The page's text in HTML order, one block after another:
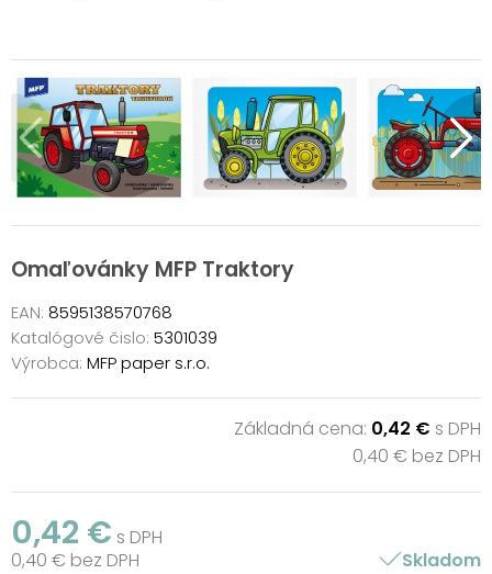
Omaľovánky MFP Traktory
EAN: 8595138570768
Katalógové čislo: 5301039
Výrobca: MFP paper s.r.o.
Základná cena: 0,42 € s DPH
0,40 € bez DPH
0,42 € s DPH
0,40 € bez DPH
Skladom